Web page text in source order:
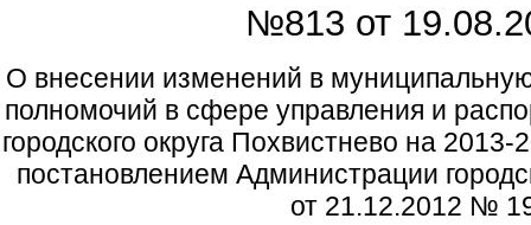
№813 от
О внесении изменений в
полномочий в сфере управления и
городского округа Похвистнево на
постановлением Администрации
от 21.12.2012 №